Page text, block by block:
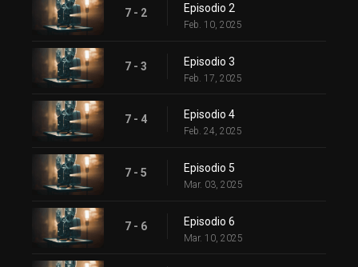
7 - 2 Episodio 2
Feb. 10, 2025
7 - 3 Episodio 3
Feb. 17, 2025
7 - 4 Episodio 4
Feb. 24, 2025
7 - 5 Episodio 5
Mar. 03, 2025
7 - 6 Episodio 6
Mar. 10, 2025